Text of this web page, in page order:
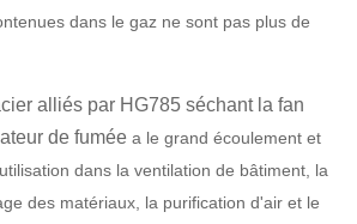
dans le gaz ne sont pas plus de
alliés par HG785 séchant la fan
de fumée a le grand écoulement et
dans la ventilation de bâtiment, la
des matériaux, la purification d'air et le